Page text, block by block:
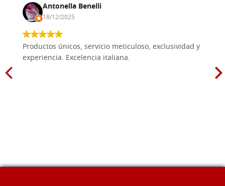
Antonella Benelli
18/12/2025
Productos únicos, servicio meticuloso, exclusividad y
experiencia. Excelencia italiana.